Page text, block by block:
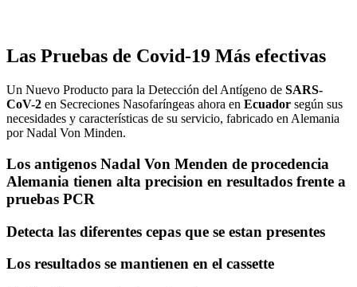
Las Pruebas de Covid-19 Más efectivas
Un Nuevo Producto para la Detección del Antígeno de SARS-
CoV-2 en Secreciones Nasofaríngeas ahora en Ecuador según sus
necesidades y características de su servicio, fabricado en Alemania
por Nadal Von Minden.
Los antigenos Nadal Von Menden de procedencia
Alemania tienen alta precision en resultados frente a
pruebas PCR
Detecta las diferentes cepas que se estan presentes
Los resultados se mantienen en el cassette